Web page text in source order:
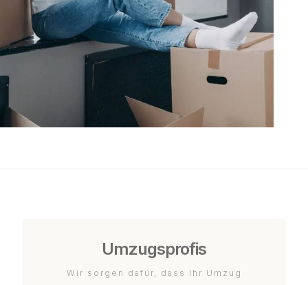
Umzugsprofis
Wir sorgen dafür, dass Ihr Umzug